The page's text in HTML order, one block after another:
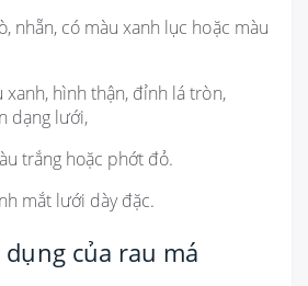
nhẵn, có màu xanh lục hoặc màu
xanh, hình thận, đỉnh lá tròn,
dạng lưới,
trắng hoặc phớt đỏ.
mắt lưới dày đặc.
của rau má